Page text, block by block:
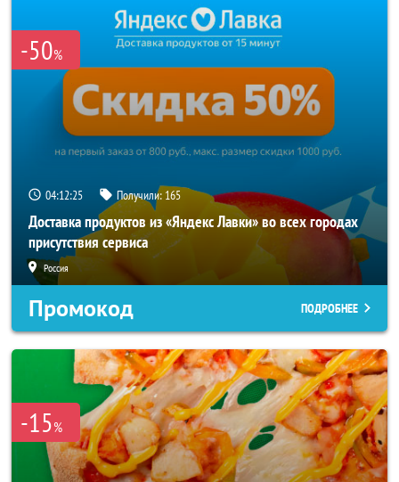
-50%
04:12:24 Получили: 165
Доставка продуктов из «Яндекс Лавки» во всех городах
присутствия сервиса
Россия
Промокод ПОДРОБНЕЕ
-15%